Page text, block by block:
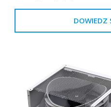
DOWIEDZ